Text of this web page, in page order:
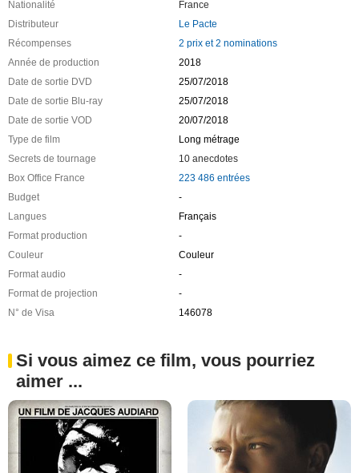
Nationalité
France
Distributeur
Le Pacte
Récompenses
2 prix et 2 nominations
Année de production
2018
Date de sortie DVD
25/07/2018
Date de sortie Blu-ray
25/07/2018
Date de sortie VOD
20/07/2018
Type de film
Long métrage
Secrets de tournage
10 anecdotes
Box Office France
223 486 entrées
Budget
-
Langues
Français
Format production
-
Couleur
Couleur
Format audio
-
Format de projection
-
N° de Visa
146078
Si vous aimez ce film, vous pourriez
aimer ...